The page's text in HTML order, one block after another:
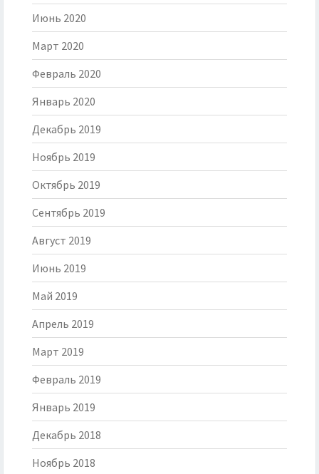
Июнь 2020
Март 2020
Февраль 2020
Январь 2020
Декабрь 2019
Ноябрь 2019
Октябрь 2019
Сентябрь 2019
Август 2019
Июнь 2019
Май 2019
Апрель 2019
Март 2019
Февраль 2019
Январь 2019
Декабрь 2018
Ноябрь 2018